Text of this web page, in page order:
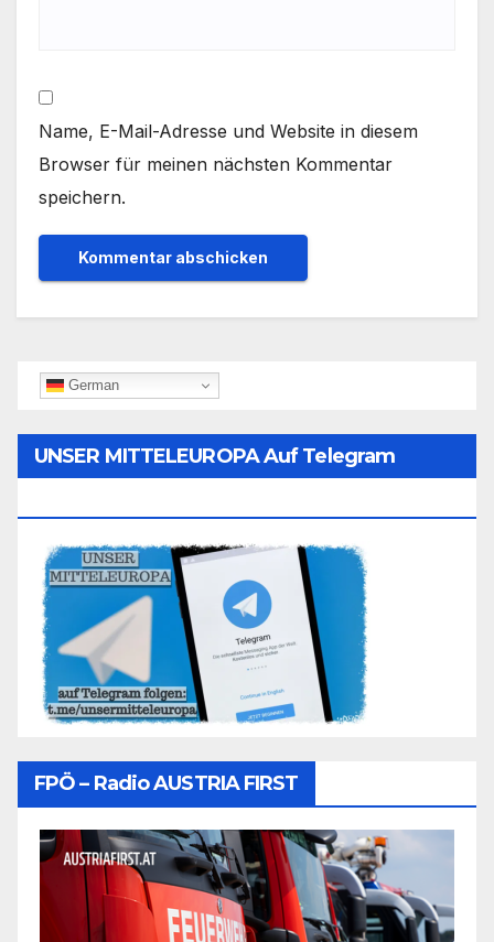
Name, E-Mail-Adresse und Website in diesem
Browser für meinen nächsten Kommentar
speichern.
German
UNSER MITTELEUROPA Auf Telegram
FPÖ – Radio AUSTRIA FIRST